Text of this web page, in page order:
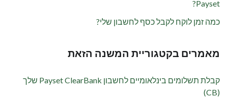
Payset?
כמה זמן לוקח לקבל כסף לחשבון שלי?
מאמרים בקטגוריית המשנה הזאת
קבלת תשלומים בינלאומיים לחשבון Payset ClearBank שלך
(CB)